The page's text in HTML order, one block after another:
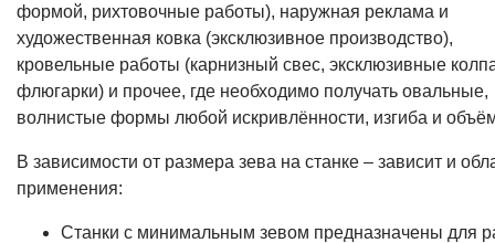
формой, рихтовочные работы), наружная реклама и
художественная ковка (эксклюзивное производство),
кровельные работы (карнизный свес, эксклюзивные
флюгарки) и прочее, где необходимо получать овальные,
волнистые формы любой искривлённости, изгиба и
В зависимости от размера зева на станке – зависит и
применения:
Станки с минимальным зевом предназначены для